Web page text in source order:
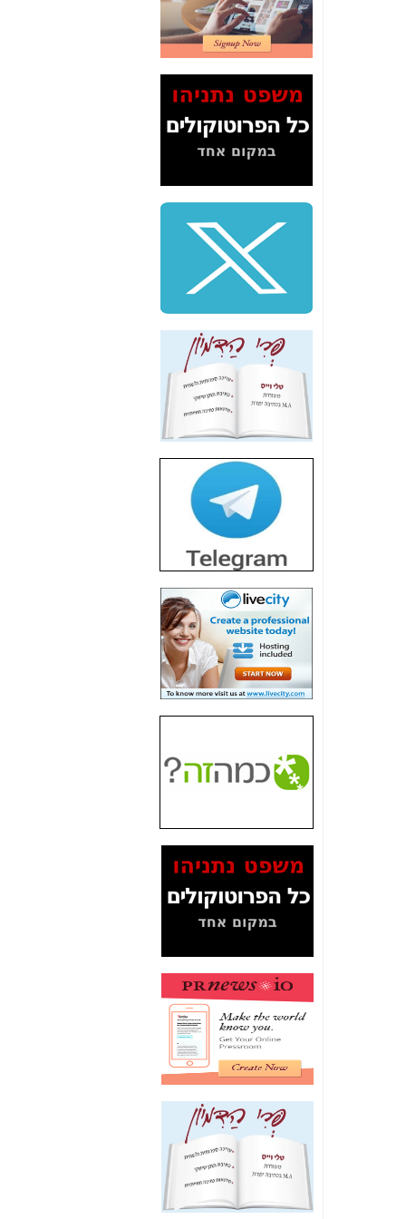
2" על תעלולי השר
משה כחלון -כאן
הסלולר" ואיך מסרסים
את הנתונים לציבור -
כאן
סיכום ביקור בסיליקון
שלמה פילבר (עד
לאחרונה מנכ"ל משרד
התקשורת) - עד
מדינה? הצחקתם
"יש אפליה בחקירה"?
חשיפה: למה השר
משה כחלון לא נחקר
עד היום? -
כאן
הדומה לזו של "תיק
4000" אך בתחום
הסלולר -
חשיפת מה שלא
רוצים שתדעו בעניין
פריסת אנלימיטד
(בניחוח בלתי נסבל) -
כאן
חשיפה: איוב קרא
אישר לקבוצת סלקום
בדיוק מה שביבי אישר
כאן
האם השר איוב קרא
היה צריך בכלל לחתום
על האישור, שנתן
האם ביבי וקרא קבלו
בכלל תמורה עבור
המסמכים בנושא בזק-
Yes (תיק 4000)
לאיש הלא נכון! -כאן
עובדות ומסמכים
האם ביבי כשר
תקשורת עזר לקב'
בזק? -כאן
מה מקור ה-Fake
News שהביא לתפירת
תיק לביבי והעלמת
החשודים הנכונים -כאן
אחת הרגליים של "תיק
4000 התפור"
התמוטטה היום
בניצחון (כפול) של בזק
כאן
איך כתבות מפנקות